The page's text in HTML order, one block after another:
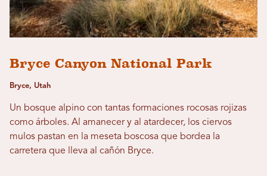
Bryce Canyon National Park
Bryce, Utah
Un bosque alpino con tantas formaciones rocosas rojizas
como árboles. Al amanecer y al atardecer, los ciervos
mulos pastan en la meseta boscosa que bordea la
carretera que lleva al cañón Bryce.